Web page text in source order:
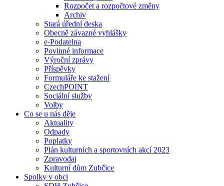
Rozpočet a rozpočtové změny
Archiv
Stará úřední deska
Obecně závazné vyhlášky
e-Podatelna
Povinné informace
Výroční zprávy
Příspěvky
Formuláře ke stažení
CzechPOINT
Sociální služby
Volby
Co se u nás děje
Aktuality
Odpady
Poplatky
Plán kulturních a sportovních akcí 2023
Zpravodaj
Kulturní dům Zubčice
Spolky v obci